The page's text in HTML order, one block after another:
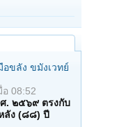
อขลัง ขมังเวทย์
08:52
. ๒๕๖๙ ตรงกับ
ลัง (๘๘) ปี